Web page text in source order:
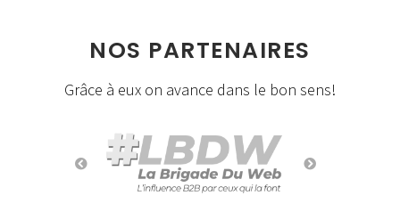
NOS PARTENAIRES
Grâce à eux on avance dans le bon sens!